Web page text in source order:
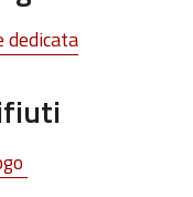
dedicata